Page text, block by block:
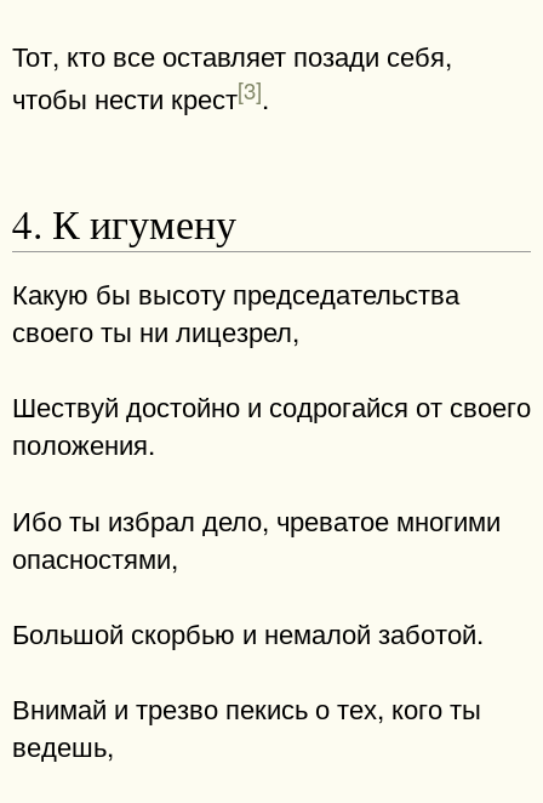
Тот, кто все оставляет позади себя,
чтобы нести крест[3].
4. К игумену
Какую бы высоту председательства
своего ты ни лицезрел,
Шествуй достойно и содрогайся от своего
положения.
Ибо ты избрал дело, чреватое многими
опасностями,
Большой скорбью и немалой заботой.
Внимай и трезво пекись о тех, кого ты
ведешь,